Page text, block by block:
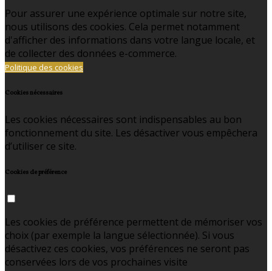
Pour assurer une expérience optimale sur notre site,
nous utilisons des cookies. Cela permet notamment
d'afficher des informations dans votre langue locale, et
de collecter des données e-commerce.
Politique des cookies
Cookies nécessaires
Les cookies nécessaires sont indispensables au bon
fonctionnement du site. Les désactiver vous empêchera
d’utiliser ce site.
Cookies de préférence
Les cookies de préférence permettent de mémoriser vos
choix (par exemple la langue sélectionnée). Si vous
désactivez ces cookies, vos préférences ne seront pas
conservées lors de vos prochaines visite